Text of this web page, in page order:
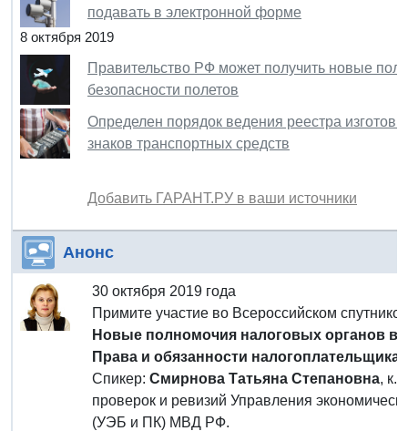
подавать в электронной форме
8 октября 2019
Правительство РФ может получить новые
безопасности полетов
Определен порядок ведения реестра
знаков транспортных средств
Добавить ГАРАНТ.РУ в ваши источники
Анонс
30 октября 2019 года
Примите участие во Всероссийском
Новые полномочия налоговых органов в
Права и обязанности налогоплательщика"
Спикер: Смирнова Татьяна Степановна, к.
проверок и ревизий Управления
(УЭБ и ПК) МВД РФ.